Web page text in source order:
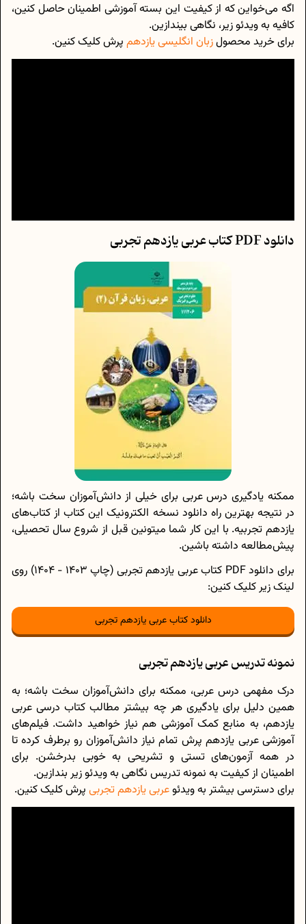
اگه می‌خواین که از کیفیت این بسته آموزشی اطمینان حاصل کنین،
کافیه به ویدئو زیر، نگاهی بیندازین.
برای خرید محصولزبان انگلیسی یازدهم پرش کلیک کنین.
دانلود PDF کتاب عربی یازدهم تجربی
ممکنه یادگیری درس عربی برای خیلی از دانش‌آموزان سخت باشه؛
در نتیجه بهترین راه دانلود نسخه الکترونیک این کتاب از کتاب‌های
یازدهم تجربیه. با این کار شما میتونین قبل از شروع سال تحصیلی،
پیش‌مطالعه داشته باشین.
برای دانلود PDF کتاب عربی یازدهم تجربی (چاپ 1403 - 1404) روی
لینک زیر کلیک کنین:
دانلود کتاب عربی یازدهم تجربی
نمونه تدریس عربی یازدهم تجربی
درک مفهمی درس عربی، ممکنه برای دانش‌آموزان سخت باشه؛ به
همین دلیل برای یادگیری هر چه بیشتر مطالب کتاب درسی عربی
یازدهم، به منابع کمک آموزشی هم نیاز خواهید داشت. فیلم‌های
آموزشی عربی یازدهم پرش تمام نیاز دانش‌آموزان رو برطرف کرده تا
در همه آزمون‌های تستی و تشریحی به خوبی بدرخشن. برای
اطمینان از کیفیت به نمونه تدریس نگاهی به ویدئو زیر بندازین.
برای دسترسی بیشتر به ویدئوعربی یازدهم تجربی پرش کلیک کنین.